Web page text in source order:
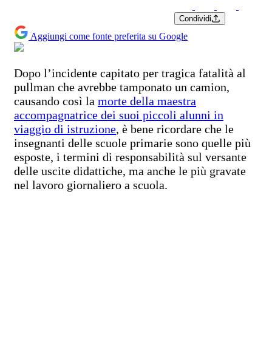
Condividi
Aggiungi come fonte preferita su Google
Dopo l’incidente capitato per tragica fatalità al
pullman che avrebbe tamponato un camion,
causando così la morte della maestra
accompagnatrice dei suoi piccoli alunni in
viaggio di istruzione, è bene ricordare che le
insegnanti delle scuole primarie sono quelle più
esposte, i termini di responsabilità sul versante
delle uscite didattiche, ma anche le più gravate
nel lavoro giornaliero a scuola.